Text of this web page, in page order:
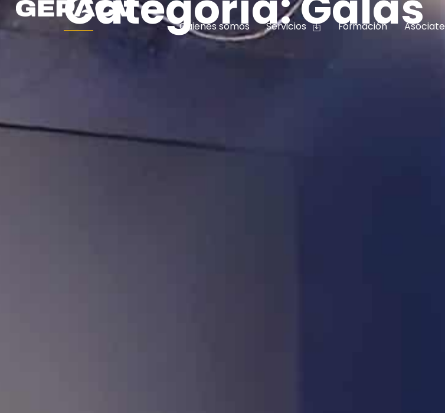
Quienes somos Servicios Formación Asóciate